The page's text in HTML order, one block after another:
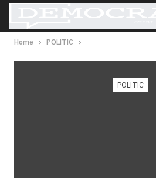
Home POLITIC
POLITIC